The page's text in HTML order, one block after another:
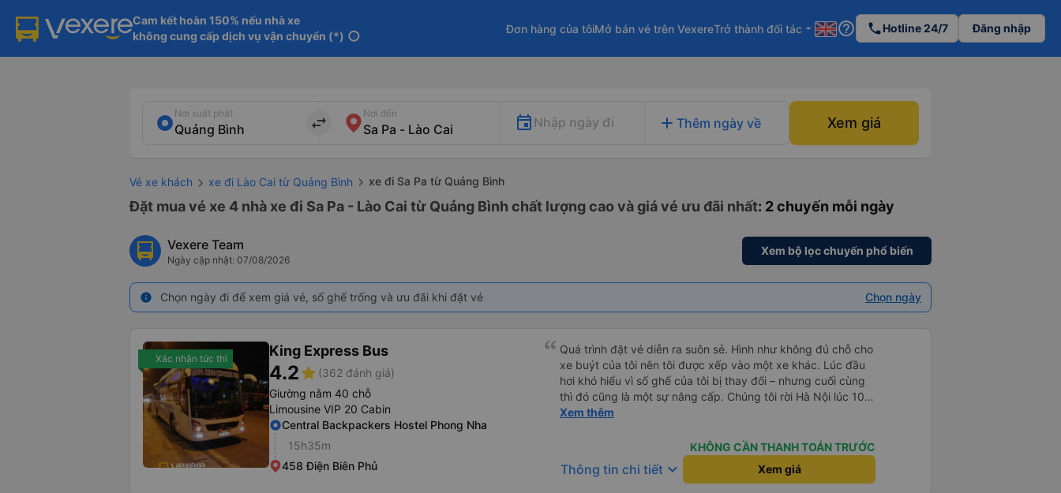
Cam kết hoàn 150% nếu nhà xe
không cung cấp dịch vụ vận chuyển (*) info
Đơn hàng của tôiMở bán vé trên VexereTrở thành đối tác arrow_drop_down help_outline phoneHotline 24/7 Đăng nhập
Nơi xuất phát
import_export
Nơi đến
Nhập ngày đi add Thêm ngày về Xem giá
Vé xe khách xe đi Lào Cai từ Quảng Bình xe đi Sa Pa từ Quảng Bình
Đặt mua vé xe 4 nhà xe đi Sa Pa - Lào Cai từ Quảng Bình chất lượng cao và giá vé ưu đãi nhất: 2 chuyến mỗi ngày
Vexere Team
Ngày cập nhật: 07/08/2026
Xem bộ lọc chuyến phổ biến
info Chọn ngày đi để xem giá vé, số ghế trống và ưu đãi khi đặt vé Chọn ngày
Xác nhận tức thì King Express Bus
4.2star (362 đánh giá)
Giường nằm 40 chỗ
Limousine VIP 20 Cabin
Central Backpackers Hostel Phong Nha
15h35m
458 Điện Biên Phủ
Quá trình đặt vé diễn ra suôn sẻ. Hình như không đủ chỗ cho
xe buýt của tôi nên tôi được xếp vào một xe khác. Lúc đầu
hơi khó hiểu vì số ghế của tôi bị thay đổi – nhưng cuối cùng
thì đó cũng là một sự nâng cấp. Chúng tôi rời Hà Nội lúc 10
giờ tối, dừng hai lần và đến Saa lúc 5 giờ sáng. Tài xế hơi thô
Xem thêm
KHÔNG CẦN THANH TOÁN TRƯỚC
Thông tin chi tiết keyboard_arrow_down Xem giá